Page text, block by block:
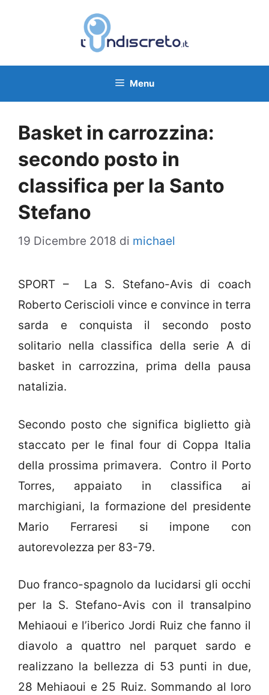
Menu
Basket in carrozzina:
secondo posto in
classifica per la Santo
Stefano
19 Dicembre 2018 di michael
SPORT – La S. Stefano-Avis di coach
Roberto Ceriscioli vince e convince in terra
sarda e conquista il secondo posto
solitario nella classifica della serie A di
basket in carrozzina, prima della pausa
natalizia.
Secondo posto che significa biglietto già
staccato per le final four di Coppa Italia
della prossima primavera. Contro il Porto
Torres, appaiato in classifica ai
marchigiani, la formazione del presidente
Mario Ferraresi si impone con
autorevolezza per 83-79.
Duo franco-spagnolo da lucidarsi gli occhi
per la S. Stefano-Avis con il transalpino
Mehiaoui e l’iberico Jordi Ruiz che fanno il
diavolo a quattro nel parquet sardo e
realizzano la bellezza di 53 punti in due,
28 Mehiaoui e 25 Ruiz. Sommando al loro